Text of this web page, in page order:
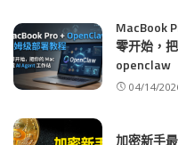
MacBook
零开始，
openclaw
04/14/
加密新手